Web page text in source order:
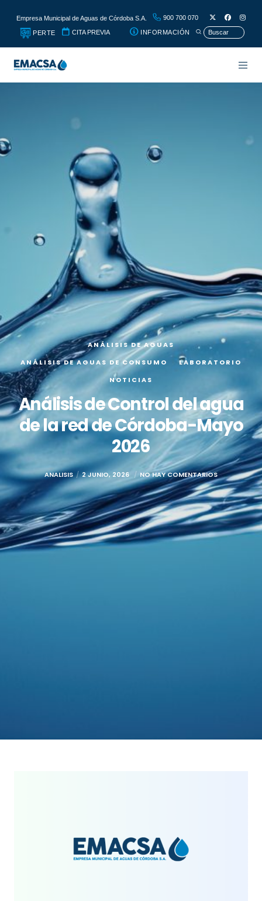
Empresa Municipal de Aguas de Córdoba S.A. 900 700 070
PERTE CITA PREVIA INFORMACIÓN
ANÁLISIS DE AGUAS
ANÁLISIS DE AGUAS DE CONSUMO
LABORATORIO
NOTICIAS
Análisis de Control del agua
de la red de Córdoba-Mayo
2026
ANALISIS 2 JUNIO, 2026 NO HAY COMENTARIOS